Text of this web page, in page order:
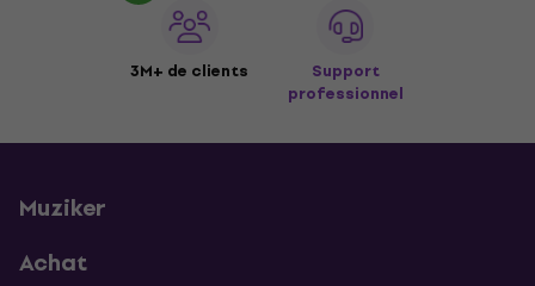
3M+ de clients
Support
professionnel
Muziker
Achat